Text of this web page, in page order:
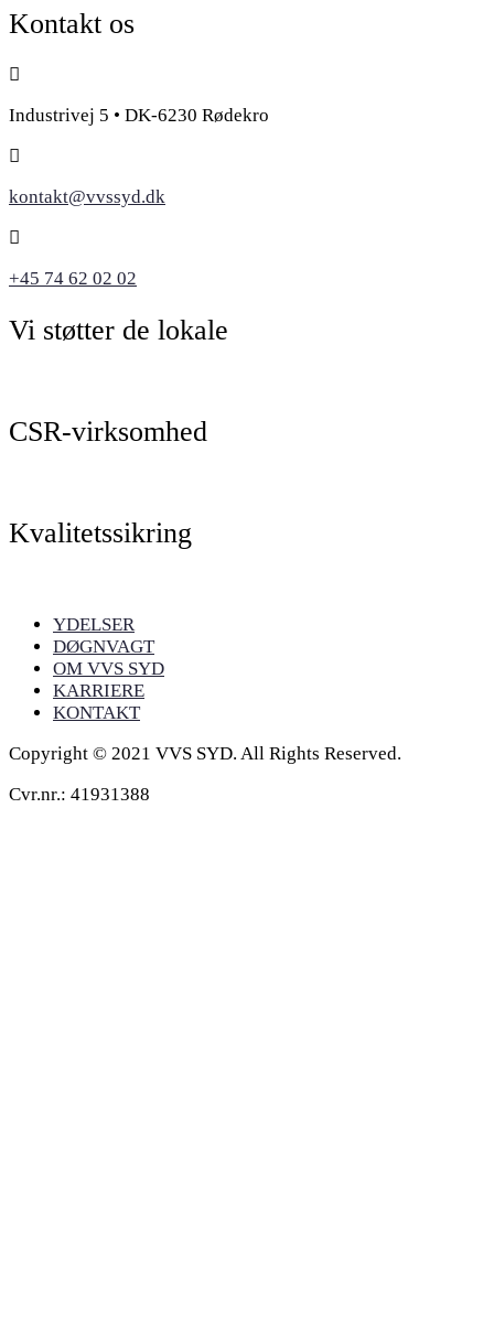
Kontakt os
Industrivej 5 • DK-6230 Rødekro
kontakt@vvssyd.dk
+45 74 62 02 02
Vi støtter de lokale
CSR-virksomhed
Kvalitetssikring
YDELSER
DØGNVAGT
OM VVS SYD
KARRIERE
KONTAKT
Copyright © 2021 VVS SYD. All Rights Reserved.
Cvr.nr.: 41931388